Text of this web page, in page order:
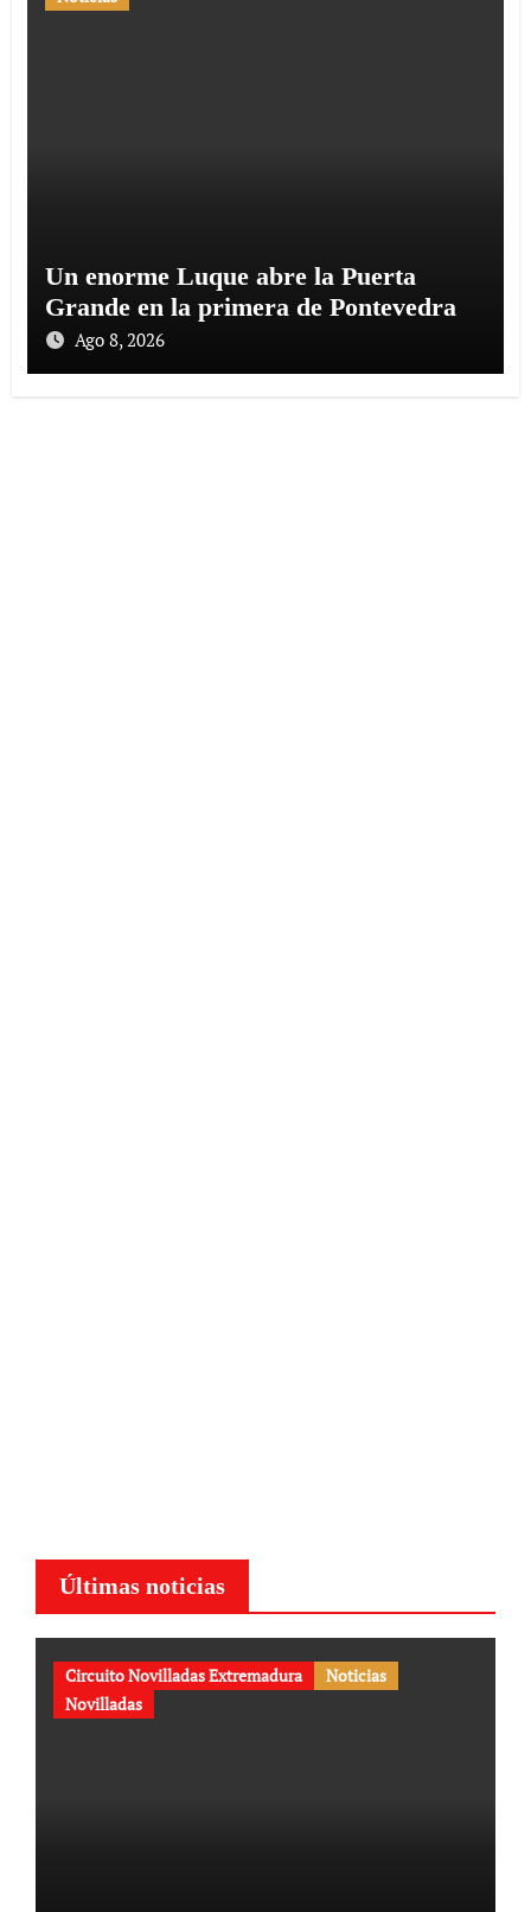
Un enorme Luque abre la Puerta
Grande en la primera de Pontevedra
Ago 8, 2026
Últimas noticias
Circuito Novilladas Extremadura
Noticias
Novilladas